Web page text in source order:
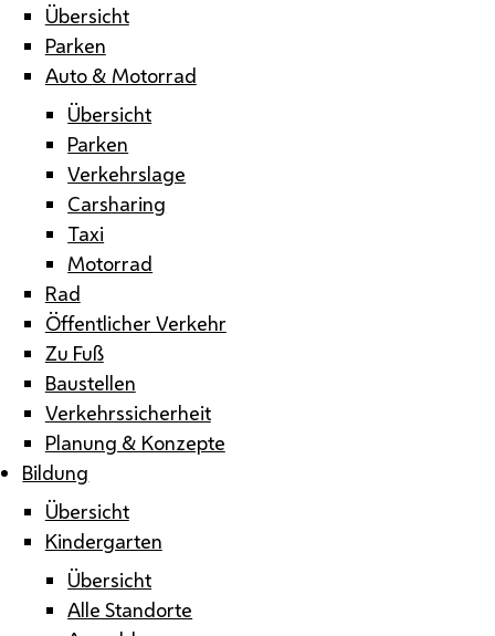
Übersicht
Parken
Auto & Motorrad
Übersicht
Parken
Verkehrslage
Carsharing
Taxi
Motorrad
Rad
Öffentlicher Verkehr
Zu Fuß
Baustellen
Verkehrssicherheit
Planung & Konzepte
Bildung
Übersicht
Kindergarten
Übersicht
Alle Standorte